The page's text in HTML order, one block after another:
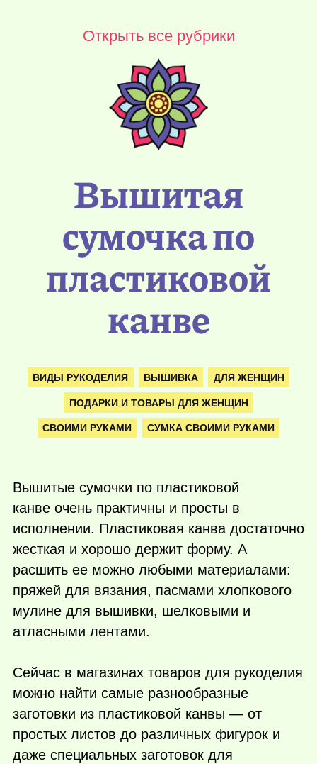
Открыть все рубрики
Вышитая
сумочка по
пластиковой
канве
ВИДЫ РУКОДЕЛИЯ ВЫШИВКА ДЛЯ ЖЕНЩИН
ПОДАРКИ И ТОВАРЫ ДЛЯ ЖЕНЩИН
СВОИМИ РУКАМИ СУМКА СВОИМИ РУКАМИ
Вышитые сумочки по пластиковой
канве очень практичны и просты в
исполнении. Пластиковая канва достаточно
жесткая и хорошо держит форму. А
расшить ее можно любыми материалами:
пряжей для вязания, пасмами хлопкового
мулине для вышивки, шелковыми и
атласными лентами.
Сейчас в магазинах товаров для рукоделия
можно найти самые разнообразные
заготовки из пластиковой канвы — от
простых листов до различных фигурок и
даже специальных заготовок для